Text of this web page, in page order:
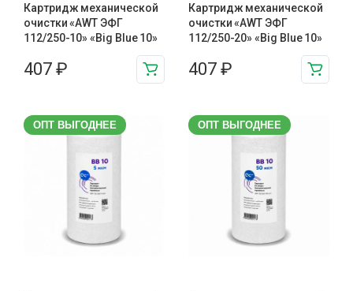
Картридж механической
очистки «AWT ЭФГ
112/250-10» «Big Blue 10»
407 ₽
Картридж механической
очистки «AWT ЭФГ
112/250-20» «Big Blue 10»
407 ₽
ОПТ ВЫГОДНЕЕ ОПТ ВЫГОДНЕЕ